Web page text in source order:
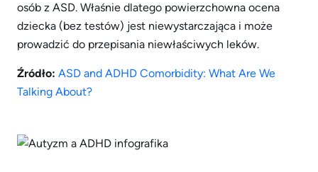
osób z ASD. Właśnie dlatego powierzchowna ocena
dziecka (bez testów) jest niewystarczająca i może
prowadzić do przepisania niewłaściwych leków.
Źródło: ASD and ADHD Comorbidity: What Are We
Talking About?